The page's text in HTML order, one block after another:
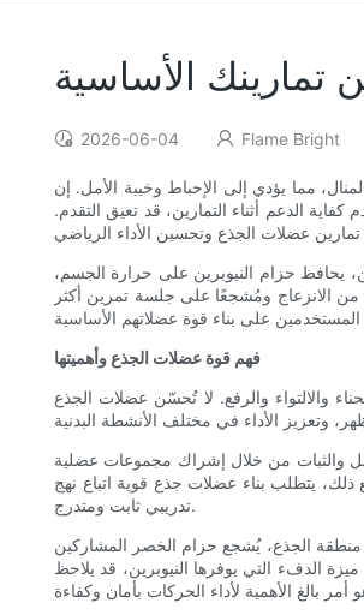
تمارينك الأساسية
2026-06-04 Flame Bright
مما يؤدي إلى الإحباط وخيبة الأمل. إن
الدعم أثناء التمارين، قد تعيق التقدم.
يحافظ حزام النيوبرين على حرارة الجسم،
من الانزعاج ومُشجعًا على جلسة تمرين أكثر
فهم قوة عضلات الجذع وأهميتها
والالتواء والرفع. لا تُحسّن عضلات الجذع
والثبات من خلال إشراك مجموعات عضلية
ذلك، يتطلب بناء عضلات جذع قوية اتباع نهج
تدريبي ثابت ومتدرج.
الجذع، يُشجع حزام الخصر المشاركين
الدفء التي يوفرها النيوبرين، قد يلاحظ